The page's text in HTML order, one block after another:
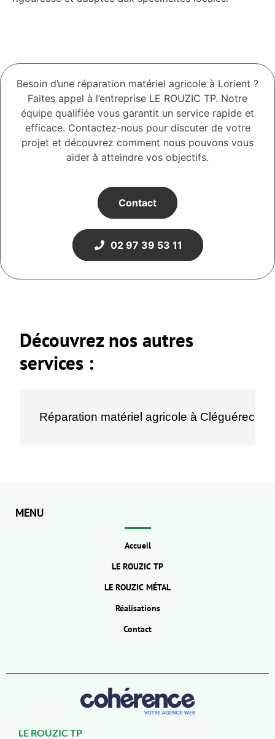
Besoin d’une réparation matériel agricole à Lorient ?
Faites appel à l’entreprise LE ROUZIC TP. Notre
équipe qualifiée vous garantit un service rapide et
efficace. Contactez-nous pour discuter de votre
projet et découvrez comment nous pouvons vous
aider à atteindre vos objectifs.
Contact
02 97 39 53 11
Découvrez nos autres
services :
Réparation matériel agricole à Cléguérec
MENU
Accueil
LE ROUZIC TP
LE ROUZIC MÉTAL
Réalisations
Contact
LE ROUZIC TP